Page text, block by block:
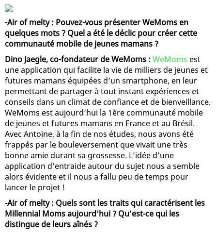
-Air of melty : Pouvez-vous présenter WeMoms en
quelques mots ? Quel a été le déclic pour créer cette
communauté mobile de jeunes mamans ?
Dino Jaegle, co-fondateur de WeMoms : WeMoms est
une application qui facilite la vie de milliers de jeunes et
futures mamans équipées d’un smartphone, en leur
permettant de partager à tout instant expériences et
conseils dans un climat de confiance et de bienveillance.
WeMoms est aujourd’hui la 1ère communauté mobile
de jeunes et futures mamans en France et au Brésil.
Avec Antoine, à la fin de nos études, nous avons été
frappés par le bouleversement que vivait une très
bonne amie durant sa grossesse. L’idée d’une
application d’entraide autour du sujet nous a semble
alors évidente et il nous a fallu peu de temps pour
lancer le projet !
-Air of melty : Quels sont les traits qui caractérisent les
Millennial Moms aujourd'hui ? Qu'est-ce qui les
distingue de leurs aînés ?